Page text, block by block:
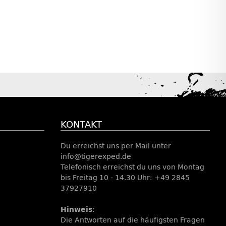
KONTAKT
Du erreichst uns per Mail unter
info@tigerexped.de
Telefonisch erreichst du uns von Montag
bis Freitag 10 - 14.30 Uhr: +49 2845
37927910
Hinweis:
Die Antworten auf die häufigsten Fragen